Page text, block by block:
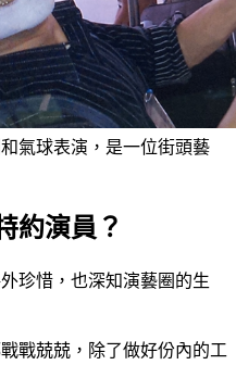
氣球表演，是一位街頭藝
約演員？
珍惜，也深知演藝圈的生
戰兢兢，除了做好份內的工